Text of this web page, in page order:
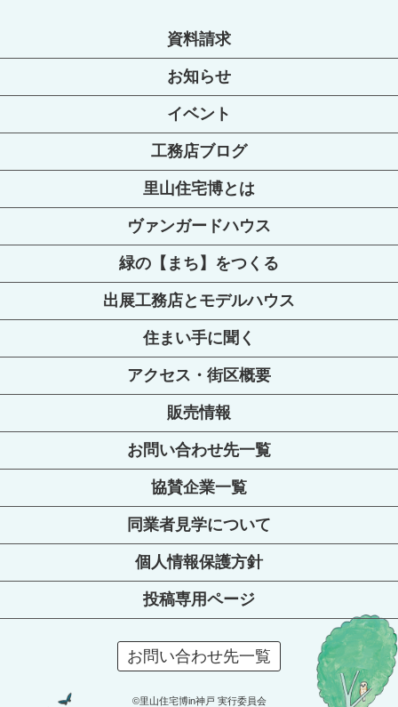
資料請求
お知らせ
イベント
工務店ブログ
里山住宅博とは
ヴァンガードハウス
緑の【まち】をつくる
出展工務店とモデルハウス
住まい手に聞く
アクセス・街区概要
販売情報
お問い合わせ先一覧
協賛企業一覧
同業者見学について
個人情報保護方針
投稿専用ページ
お問い合わせ先一覧
©里山住宅博in神戸 実行委員会